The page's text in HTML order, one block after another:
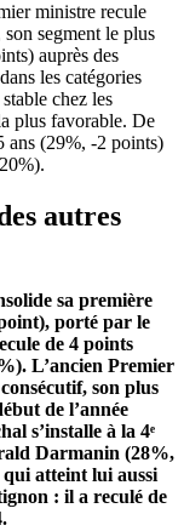
ministre recule
segment le plus
auprès des
les catégories
chez les
plus favorable. De
ans (29%, -2 points)
autres
sa première
porté par le
de 4 points
L’ancien Premier
son plus
de l’année
s’installe à la 4ᵉ
Darmanin (28%,
atteint lui aussi
: il a reculé de